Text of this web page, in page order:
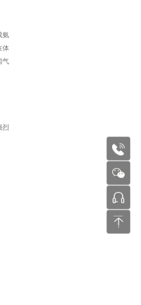
氨
体
气
烈
张工